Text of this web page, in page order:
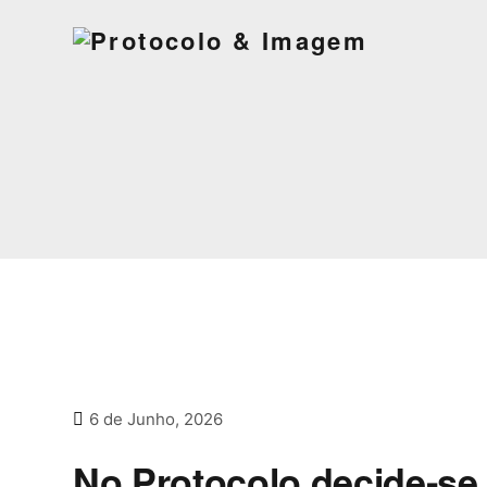
6 de Junho, 2026